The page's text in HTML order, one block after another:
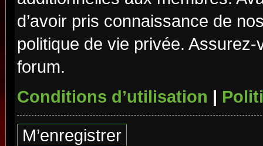
d’avoir pris connaissance de
politique de vie privée.
forum.
Conditions d’utilisation |
M’enregistrer